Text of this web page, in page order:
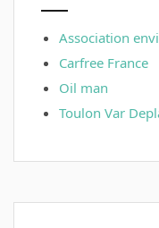
Association
Carfree France
Oil man
Toulon Var